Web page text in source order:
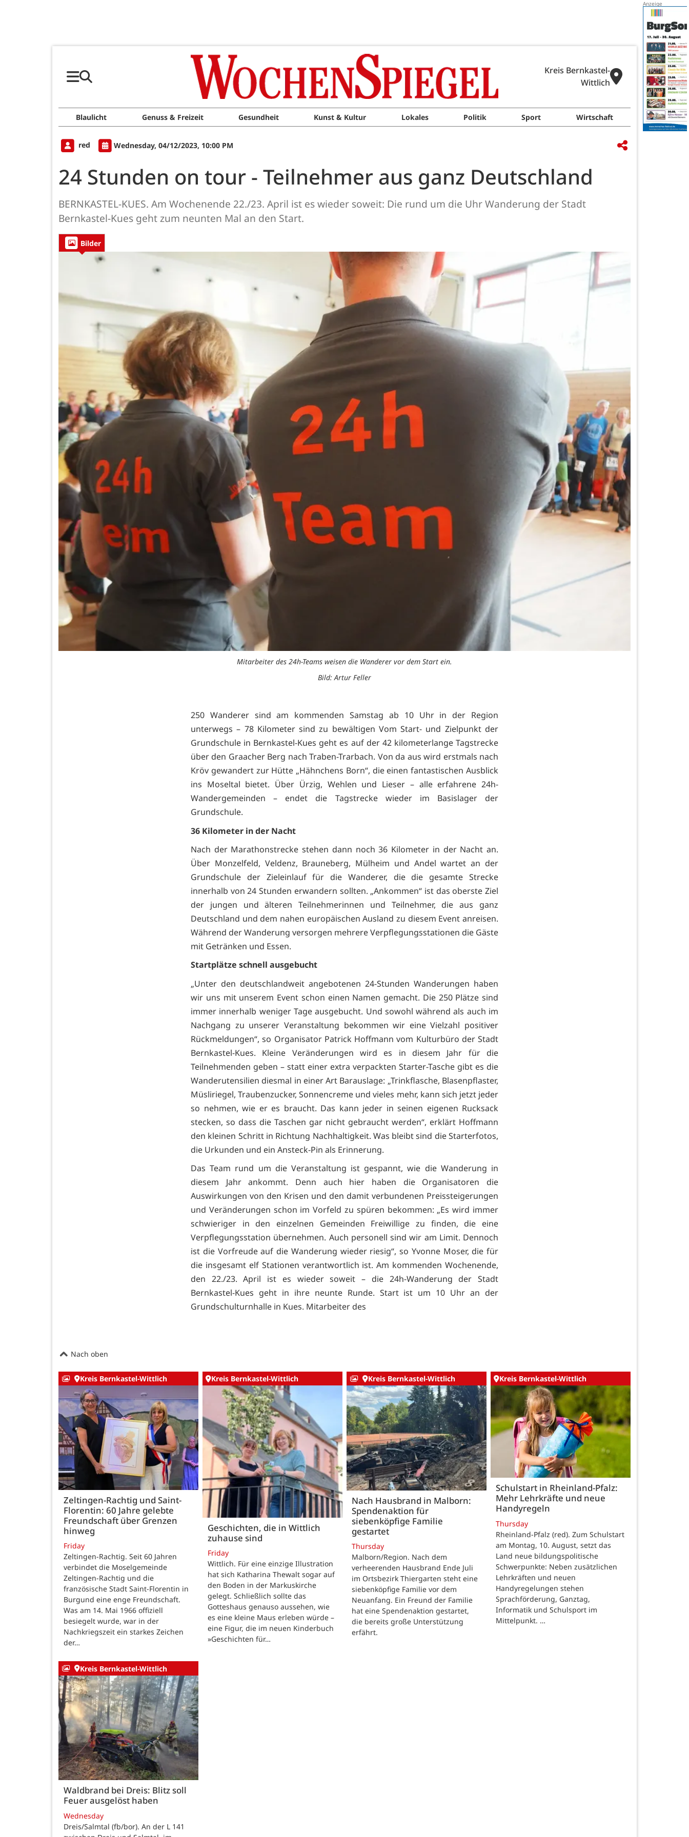
Kreis Bernkastel-
Wittlich
Blaulicht Genuss & Freizeit Gesundheit Kunst & Kultur Lokales Politik Sport Wirtschaft
red Wednesday, 04/12/2023, 10:00 PM
24 Stunden on tour - Teilnehmer aus ganz Deutschland
BERNKASTEL-KUES. Am Wochenende 22./23. April ist es wieder soweit: Die rund um die Uhr Wanderung der Stadt
Bernkastel-Kues geht zum neunten Mal an den Start.
Bilder
Mitarbeiter des 24h-Teams weisen die Wanderer vor dem Start ein.
Bild: Artur Feller
250 Wanderer sind am kommenden Samstag ab 10 Uhr in der Region
unterwegs – 78 Kilometer sind zu bewältigen Vom Start- und Zielpunkt der
Grundschule in Bernkastel-Kues geht es auf der 42 kilometerlange Tagstrecke
über den Graacher Berg nach Traben-Trarbach. Von da aus wird erstmals nach
Kröv gewandert zur Hütte „Hähnchens Born“, die einen fantastischen Ausblick
ins Moseltal bietet. Über Ürzig, Wehlen und Lieser – alle erfahrene 24h-
Wandergemeinden – endet die Tagstrecke wieder im Basislager der
Grundschule.
36 Kilometer in der Nacht
Nach der Marathonstrecke stehen dann noch 36 Kilometer in der Nacht an.
Über Monzelfeld, Veldenz, Brauneberg, Mülheim und Andel wartet an der
Grundschule der Zieleinlauf für die Wanderer, die die gesamte Strecke
innerhalb von 24 Stunden erwandern sollten. „Ankommen“ ist das oberste Ziel
der jungen und älteren Teilnehmerinnen und Teilnehmer, die aus ganz
Deutschland und dem nahen europäischen Ausland zu diesem Event anreisen.
Während der Wanderung versorgen mehrere Verpflegungsstationen die Gäste
mit Getränken und Essen.
Startplätze schnell ausgebucht
„Unter den deutschlandweit angebotenen 24-Stunden Wanderungen haben
wir uns mit unserem Event schon einen Namen gemacht. Die 250 Plätze sind
immer innerhalb weniger Tage ausgebucht. Und sowohl während als auch im
Nachgang zu unserer Veranstaltung bekommen wir eine Vielzahl positiver
Rückmeldungen“, so Organisator Patrick Hoffmann vom Kulturbüro der Stadt
Bernkastel-Kues. Kleine Veränderungen wird es in diesem Jahr für die
Teilnehmenden geben – statt einer extra verpackten Starter-Tasche gibt es die
Wanderutensilien diesmal in einer Art Barauslage: „Trinkflasche, Blasenpflaster,
Müsliriegel, Traubenzucker, Sonnencreme und vieles mehr, kann sich jetzt jeder
so nehmen, wie er es braucht. Das kann jeder in seinen eigenen Rucksack
stecken, so dass die Taschen gar nicht gebraucht werden“, erklärt Hoffmann
den kleinen Schritt in Richtung Nachhaltigkeit. Was bleibt sind die Starterfotos,
die Urkunden und ein Ansteck-Pin als Erinnerung.
Das Team rund um die Veranstaltung ist gespannt, wie die Wanderung in
diesem Jahr ankommt. Denn auch hier haben die Organisatoren die
Auswirkungen von den Krisen und den damit verbundenen Preissteigerungen
und Veränderungen schon im Vorfeld zu spüren bekommen: „Es wird immer
schwieriger in den einzelnen Gemeinden Freiwillige zu finden, die eine
Verpflegungsstation übernehmen. Auch personell sind wir am Limit. Dennoch
ist die Vorfreude auf die Wanderung wieder riesig“, so Yvonne Moser, die für
die insgesamt elf Stationen verantwortlich ist. Am kommenden Wochenende,
den 22./23. April ist es wieder soweit – die 24h-Wanderung der Stadt
Bernkastel-Kues geht in ihre neunte Runde. Start ist um 10 Uhr an der
Grundschulturnhalle in Kues. Mitarbeiter des
Nach oben
Kreis Bernkastel-Wittlich
Zeltingen-Rachtig und Saint-
Florentin: 60 Jahre gelebte
Freundschaft über Grenzen
hinweg
Friday
Zeltingen-Rachtig. Seit 60 Jahren
verbindet die Moselgemeinde
Zeltingen-Rachtig und die
französische Stadt Saint-Florentin in
Burgund eine enge Freundschaft.
Was am 14. Mai 1966 offiziell
besiegelt wurde, war in der
Nachkriegszeit ein starkes Zeichen
der…
Kreis Bernkastel-Wittlich
Geschichten, die in Wittlich
zuhause sind
Friday
Wittlich. Für eine einzige Illustration
hat sich Katharina Thewalt sogar auf
den Boden in der Markuskirche
gelegt. Schließlich sollte das
Gotteshaus genauso aussehen, wie
es eine kleine Maus erleben würde –
eine Figur, die im neuen Kinderbuch
»Geschichten für…
Kreis Bernkastel-Wittlich
Nach Hausbrand in Malborn:
Spendenaktion für
siebenköpfige Familie
gestartet
Thursday
Malborn/Region. Nach dem
verheerenden Hausbrand Ende Juli
im Ortsbezirk Thiergarten steht eine
siebenköpfige Familie vor dem
Neuanfang. Ein Freund der Familie
hat eine Spendenaktion gestartet,
die bereits große Unterstützung
erfährt.
Kreis Bernkastel-Wittlich
Schulstart in Rheinland-Pfalz:
Mehr Lehrkräfte und neue
Handyregeln
Thursday
Rheinland-Pfalz (red). Zum Schulstart
am Montag, 10. August, setzt das
Land neue bildungspolitische
Schwerpunkte: Neben zusätzlichen
Lehrkräften und neuen
Handyregelungen stehen
Sprachförderung, Ganztag,
Informatik und Schulsport im
Mittelpunkt. …
Kreis Bernkastel-Wittlich
Waldbrand bei Dreis: Blitz soll
Feuer ausgelöst haben
Wednesday
Dreis/Salmtal (fb/bor). An der L 141